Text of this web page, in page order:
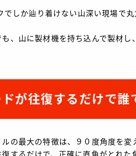
でしか辿り着けない山深い現場で丸
も、山に製材機を持ち込んで製材
が往復するだけで誰
の最大の特徴は、９０度角度を変
するだけで、正確に直角がとれた